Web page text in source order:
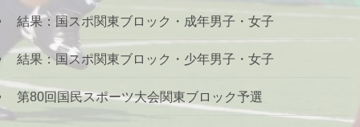
結果：国スポ関東ブロック・成年男子・女子
結果：国スポ関東ブロック・少年男子・女子
第80回国民スポーツ大会関東ブロック予選